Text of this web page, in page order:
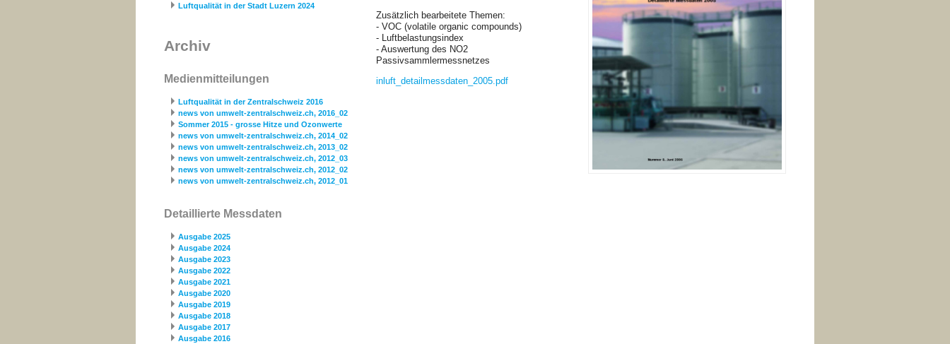
Luftqualität in der Stadt Luzern 2024
Archiv
Medienmitteilungen
Luftqualität in der Zentralschweiz 2016
news von umwelt-zentralschweiz.ch, 2016_02
Sommer 2015 - grosse Hitze und Ozonwerte
news von umwelt-zentralschweiz.ch, 2014_02
news von umwelt-zentralschweiz.ch, 2013_02
news von umwelt-zentralschweiz.ch, 2012_03
news von umwelt-zentralschweiz.ch, 2012_02
news von umwelt-zentralschweiz.ch, 2012_01
Detaillierte Messdaten
Ausgabe 2025
Ausgabe 2024
Ausgabe 2023
Ausgabe 2022
Ausgabe 2021
Ausgabe 2020
Ausgabe 2019
Ausgabe 2018
Ausgabe 2017
Ausgabe 2016
Zusätzlich bearbeitete Themen:
- VOC (volatile organic compounds)
- Luftbelastungsindex
- Auswertung des NO2
Passivsammlermessnetzes
inluft_­detailmessdaten_­2005.pdf